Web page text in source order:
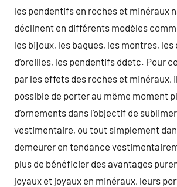
les pendentifs en roches et minéraux
déclinent en différents modèles
les bijoux, les bagues, les montres, les
d’oreilles, les pendentifs ddetc. Pour
par les effets des roches et minéraux,
possible de porter au même moment
d’ornements dans l’objectif de
vestimentaire, ou tout simplement
demeurer en tendance
plus de bénéficier des avantages
joyaux et joyaux en minéraux, leurs